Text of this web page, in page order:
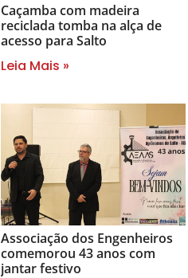
Caçamba com madeira
reciclada tomba na alça de
acesso para Salto
Leia Mais »
Associação dos Engenheiros
comemorou 43 anos com
jantar festivo